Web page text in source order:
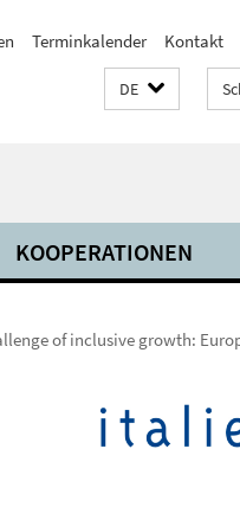
Terminkalender Kontakt
DE
KOOPERATIONEN
of inclusive growth: